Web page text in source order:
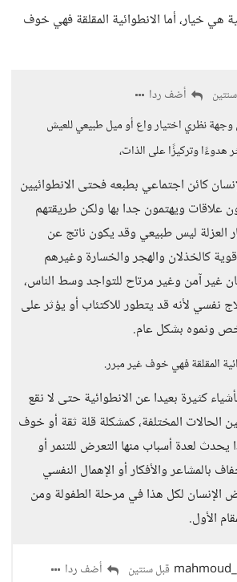
هي خيار، أما الانطوائية المقلقة فهي خوف
أضف ردا
وجهة نظري اختيار واع أو ميل طبيعي للعيش
هدوءًا وتركيزًا على الذات،
كائن اجتماعي بطبعه فحتى الانطوائيين
علاقات ويهتمون جدا بها ولكن طريقتهم
العزلة ليس طبيعي وقد يكون ناتج عن
كالخذلان والهجر والخسارة وغيرهم
غير آمن وغير مرتاح للتواجد وسط الناس،
نفسي لأنه قد يتطور للاكتئاب أو يؤثر على
ونموه بشكل عام.
المقلقة فهي خوف غير مبرر.
كثيرة بعيدا عن الانطوائية حتى لا نقع
الحالات المختلفة، كمشكلة قلة ثقة أو خوف
لعدة أسباب منها التعرض للتنمر أو
بالمشاعر والأفكار أو الإهمال النفسي
الإنسان لكل هذا في مرحلة الطفولة ومن
الأول.
قبل سنتين أضف ردا